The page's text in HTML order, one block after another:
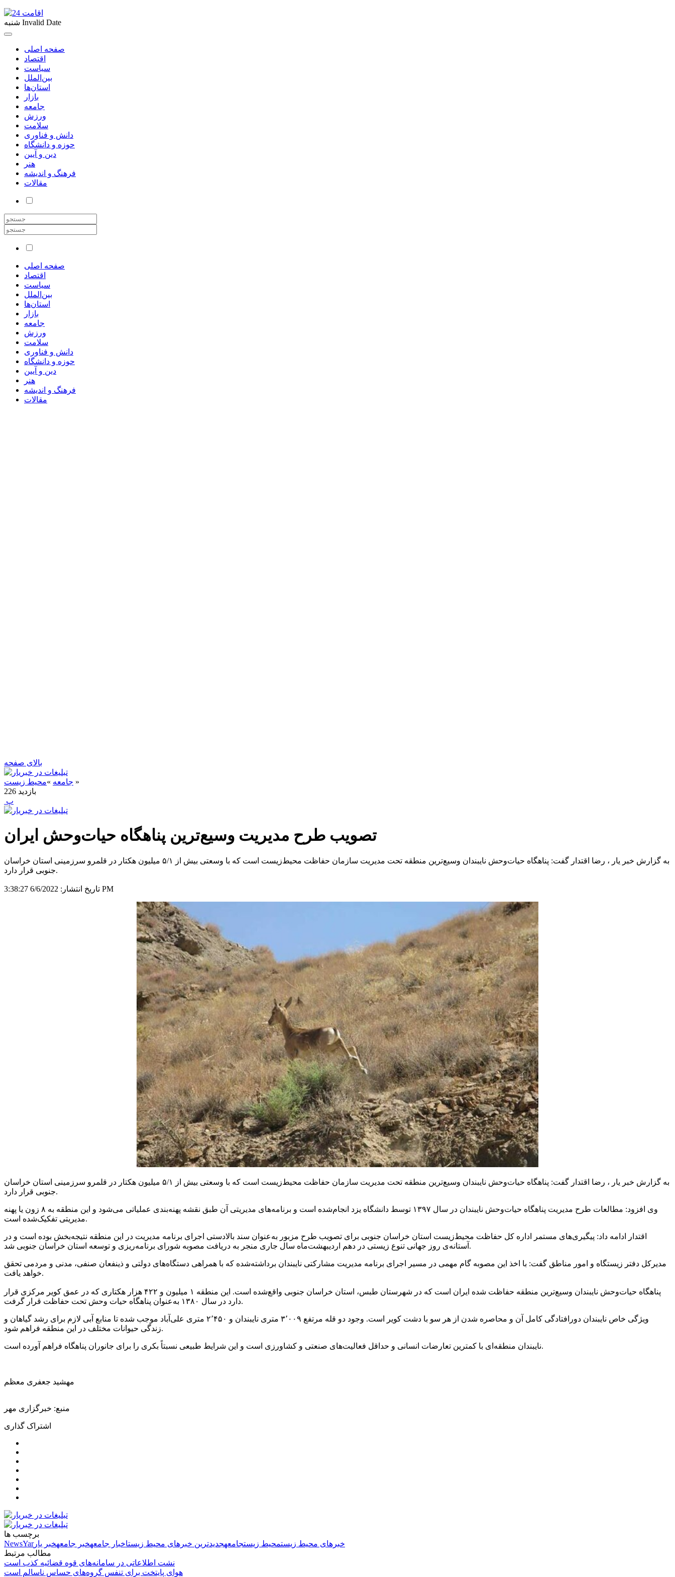
شنبه Invalid Date
صفحه اصلی
اقتصاد
سیاست
بین‌الملل
استان‌ها
بازار
جامعه
ورزش
سلامت
دانش و فناوری
حوزه و دانشگاه
دین و آیین
هنر
فرهنگ و اندیشه
مقالات
صفحه اصلی
اقتصاد
سیاست
بین‌الملل
استان‌ها
بازار
جامعه
ورزش
سلامت
دانش و فناوری
حوزه و دانشگاه
دین و آیین
هنر
فرهنگ و اندیشه
مقالات
بالای صفحه
جامعه »محیط زیست
»
226 بازدید
‍ پ
تصویب طرح مدیریت وسیع‌ترین پناهگاه حیات‌وحش ایران
به گزارش خبر یار ، رضا اقتدار گفت: پناهگاه حیات‌وحش نایبندان وسیع‌ترین منطقه تحت مدیریت سازمان حفاظت محیط‌زیست است که با وسعتی بیش از ۵/۱ میلیون هکتار در قلمرو سرزمینی استان خراسان
جنوبی قرار دارد.
تاریخ انتشار: 6/6/2022 3:38:27 PM
به گزارش خبر یار ، رضا اقتدار گفت: پناهگاه حیات‌وحش نایبندان
وسیع‌ترین منطقه تحت مدیریت سازمان حفاظت محیط‌زیست است که با وسعتی بیش از ۵/۱ میلیون هکتار در قلمرو سرزمینی استان خراسان
جنوبی قرار دارد.
وی افزود: مطالعات طرح مدیریت پناهگاه حیات‌وحش نایبندان در سال ۱۳۹۷ توسط دانشگاه یزد انجام‌شده است و برنامه‌های مدیریتی آن طبق نقشه پهنه‌بندی عملیاتی می‌شود و این منطقه به ۸ زون یا پهنه
مدیریتی تفکیک‌شده است.
اقتدار ادامه داد: پیگیری‌های مستمر اداره کل حفاظت محیط‌زیست استان خراسان جنوبی برای تصویب طرح مزبور به‌عنوان سند بالادستی اجرای برنامه مدیریت در این منطقه نتیجه‌بخش بوده است و در
آستانه‌ی روز جهانی تنوع زیستی در دهم اردیبهشت‌ماه سال جاری منجر به دریافت مصوبه شورای برنامه‌ریزی و توسعه استان خراسان جنوبی شد.
مدیرکل دفتر زیستگاه و امور مناطق گفت: با اخذ این مصوبه گام مهمی در مسیر اجرای برنامه مدیریت مشارکتی نایبندان برداشته‌شده که با همراهی دستگاه‌های دولتی و ذینفعان صنفی، مدنی و مردمی تحقق
خواهد یافت.
پناهگاه حیات‌وحش نایبندان
وسیع‌ترین منطقه حفاظت شده ایران است که در شهرستان طبس، استان خراسان جنوبی واقع‌شده است. این منطقه ۱ میلیون و ۴۲۲ هزار هکتاری که در عمق کویر مرکزی قرار
دارد در سال ۱۳۸۰ به‌عنوان پناهگاه حیات وحش تحت حفاظت قرار گرفت.
ویژگی خاص نایبندان دورافتادگی کامل آن و محاصره شدن از هر سو با دشت کویر است. وجود دو قله مرتفع ۳٬۰۰۹ متری نایبندان
و ۲٬۴۵۰ متری علی‌آباد موجب شده تا منابع آبی لازم برای رشد گیاهان و
زندگی حیوانات مختلف در این منطقه فراهم شود.
نایبندان منطقه‌ای با کمترین تعارضات انسانی و حداقل فعالیت‌های صنعتی و کشاورزی است و این شرایط طبیعی نسبتاً بکری را برای جانوران پناهگاه فراهم آورده است.
مهشید جعفری معظم
منبع: خبرگزاری مهر
اشتراک گذاری
برچسب ها
NewsYar
خبرهای محیط زیستمحیط زیستجامعهجدیدترین خبرهای محیط زیستاخبار جامعهخبر جامعهخبر یار
مطالب مرتبط
نشت اطلاعاتی در سامانه‌های قوه قضائیه کذب است
هوای پایتخت برای تنفس گروه‌های حساس ناسالم است